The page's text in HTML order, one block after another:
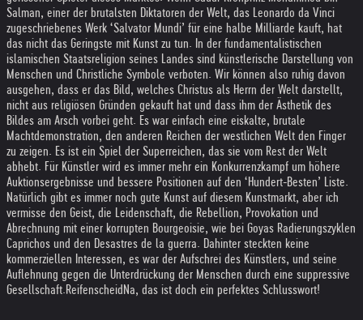
Salman, einer der brutalsten Diktatoren der Welt, das Leonardo da Vinci
zugeschriebenes Werk ‘Salvator Mundi’ für eine halbe Milliarde kauft, hat
das nicht das Geringste mit Kunst zu tun. In der fundamentalistischen
islamischen Staatsreligion seines Landes sind künstlerische Darstellung von
Menschen und Christliche Symbole verboten. Wir können also ruhig davon
ausgehen, dass er das Bild, welches Christus als Herrn der Welt darstellt,
nicht aus religiösen Gründen gekauft hat und dass ihm der Ästhetik des
Bildes am Arsch vorbei geht. Es war einfach eine eiskalte, brutale
Machtdemonstration, den anderen Reichen der westlichen Welt den Finger
zu zeigen. Es ist ein Spiel der Superreichen, das sie vom Rest der Welt
abhebt. Für Künstler wird es immer mehr ein Konkurrenzkampf um höhere
Auktionsergebnisse und bessere Positionen auf den ‘Hundert-Besten’ Liste.
Natürlich gibt es immer noch gute Kunst auf diesem Kunstmarkt, aber ich
vermisse den Geist, die Leidenschaft, die Rebellion, Provokation und
Abrechnung mit einer korrupten Bourgeoisie, wie bei Goyas Radierungszyklen
Caprichos und den Desastres de la guerra. Dahinter steckten keine
kommerziellen Interessen, es war der Aufschrei des Künstlers, und seine
Auflehnung gegen die Unterdrückung der Menschen durch eine suppressive
Gesellschaft.Reifenscheid Na, das ist doch ein perfektes Schlusswort!